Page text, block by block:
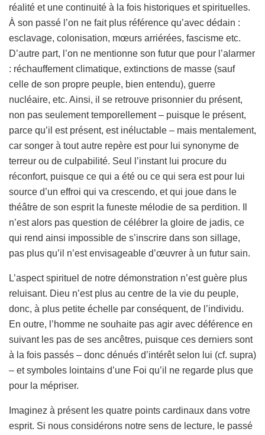
réalité et une continuité à la fois historiques et spirituelles.
À son passé l’on ne fait plus référence qu’avec dédain :
esclavage, colonisation, mœurs arriérées, fascisme etc.
D’autre part, l’on ne mentionne son futur que pour l’alarmer
: réchauffement climatique, extinctions de masse (sauf
celle de son propre peuple, bien entendu), guerre
nucléaire, etc. Ainsi, il se retrouve prisonnier du présent,
non pas seulement temporellement – puisque le présent,
parce qu’il est présent, est inéluctable – mais mentalement,
car songer à tout autre repère est pour lui synonyme de
terreur ou de culpabilité. Seul l’instant lui procure du
réconfort, puisque ce qui a été ou ce qui sera est pour lui
source d’un effroi qui va crescendo, et qui joue dans le
théâtre de son esprit la funeste mélodie de sa perdition. Il
n’est alors pas question de célébrer la gloire de jadis, ce
qui rend ainsi impossible de s’inscrire dans son sillage,
pas plus qu’il n’est envisageable d’œuvrer à un futur sain.
L’aspect spirituel de notre démonstration n’est guère plus
reluisant. Dieu n’est plus au centre de la vie du peuple,
donc, à plus petite échelle par conséquent, de l’individu.
En outre, l’homme ne souhaite pas agir avec déférence en
suivant les pas de ses ancêtres, puisque ces derniers sont
à la fois passés – donc dénués d’intérêt selon lui (cf. supra)
– et symboles lointains d’une Foi qu’il ne regarde plus que
pour la mépriser.
Imaginez à présent les quatre points cardinaux dans votre
esprit. Si nous considérons notre sens de lecture, le passé